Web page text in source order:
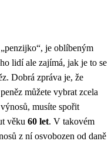
je oblíbeným
lidí ale zajímá, jak je to se
Dobrá zpráva je, že
můžete vybrat zcela
musíte spořit
věku 60 let. V takovém
z ní osvobozen od daně